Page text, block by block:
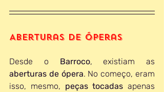
Aberturas de Óperas
Desde o Barroco
aberturas de ópera. No começo, eram
isso, mesmo, peças tocadas apenas